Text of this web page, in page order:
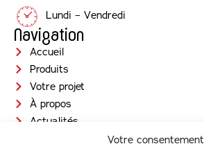
Votre consentement
Lundi – Vendredi
Navigation
Accueil
Produits
Votre projet
À propos
Actualités